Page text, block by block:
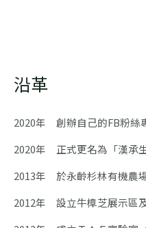
沿革
2020年 創辦自己的FB粉絲
2020年 正式更名為「漢承
2013年 於永齡杉林有機農
2012年 設立牛樟芝展示區